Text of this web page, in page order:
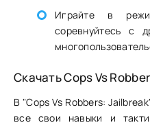
Играйте в
соревнуйтесь с
Скачать Cops Vs
В "Cops Vs Robbers:
все свои навыки и